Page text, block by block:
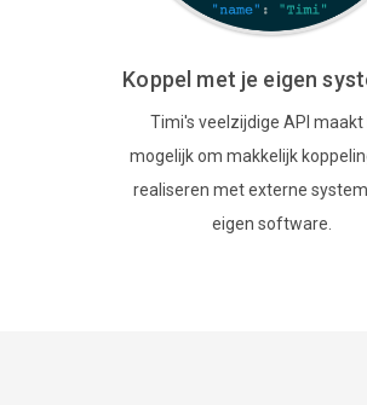
Koppel met je eigen
Timi's veelzijdige API
mogelijk om makkelijk
realiseren met externe
eigen software.